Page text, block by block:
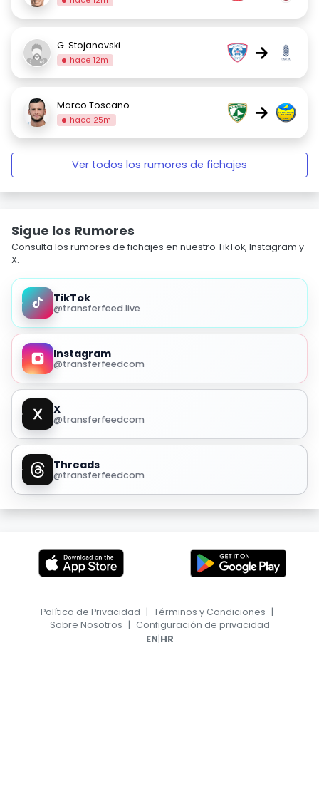
G. Stojanovski
hace 12m →
Marco Toscano
hace 25m →
Ver todos los rumores de fichajes
Sigue los Rumores
Consulta los rumores de fichajes en nuestro TikTok, Instagram y
X.
TikTok
@transferfeed.live
Instagram
@transferfeedcom
X
@transferfeedcom
Threads
@transferfeedcom
Política de Privacidad | Términos y Condiciones |
Sobre Nosotros | Configuración de privacidad
EN|HR